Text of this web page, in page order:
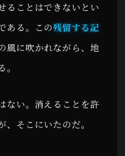
ることはできないとい
ある。この残留する記
風に吹かれながら、地
ない。消えることを許
、そこにいたのだ。